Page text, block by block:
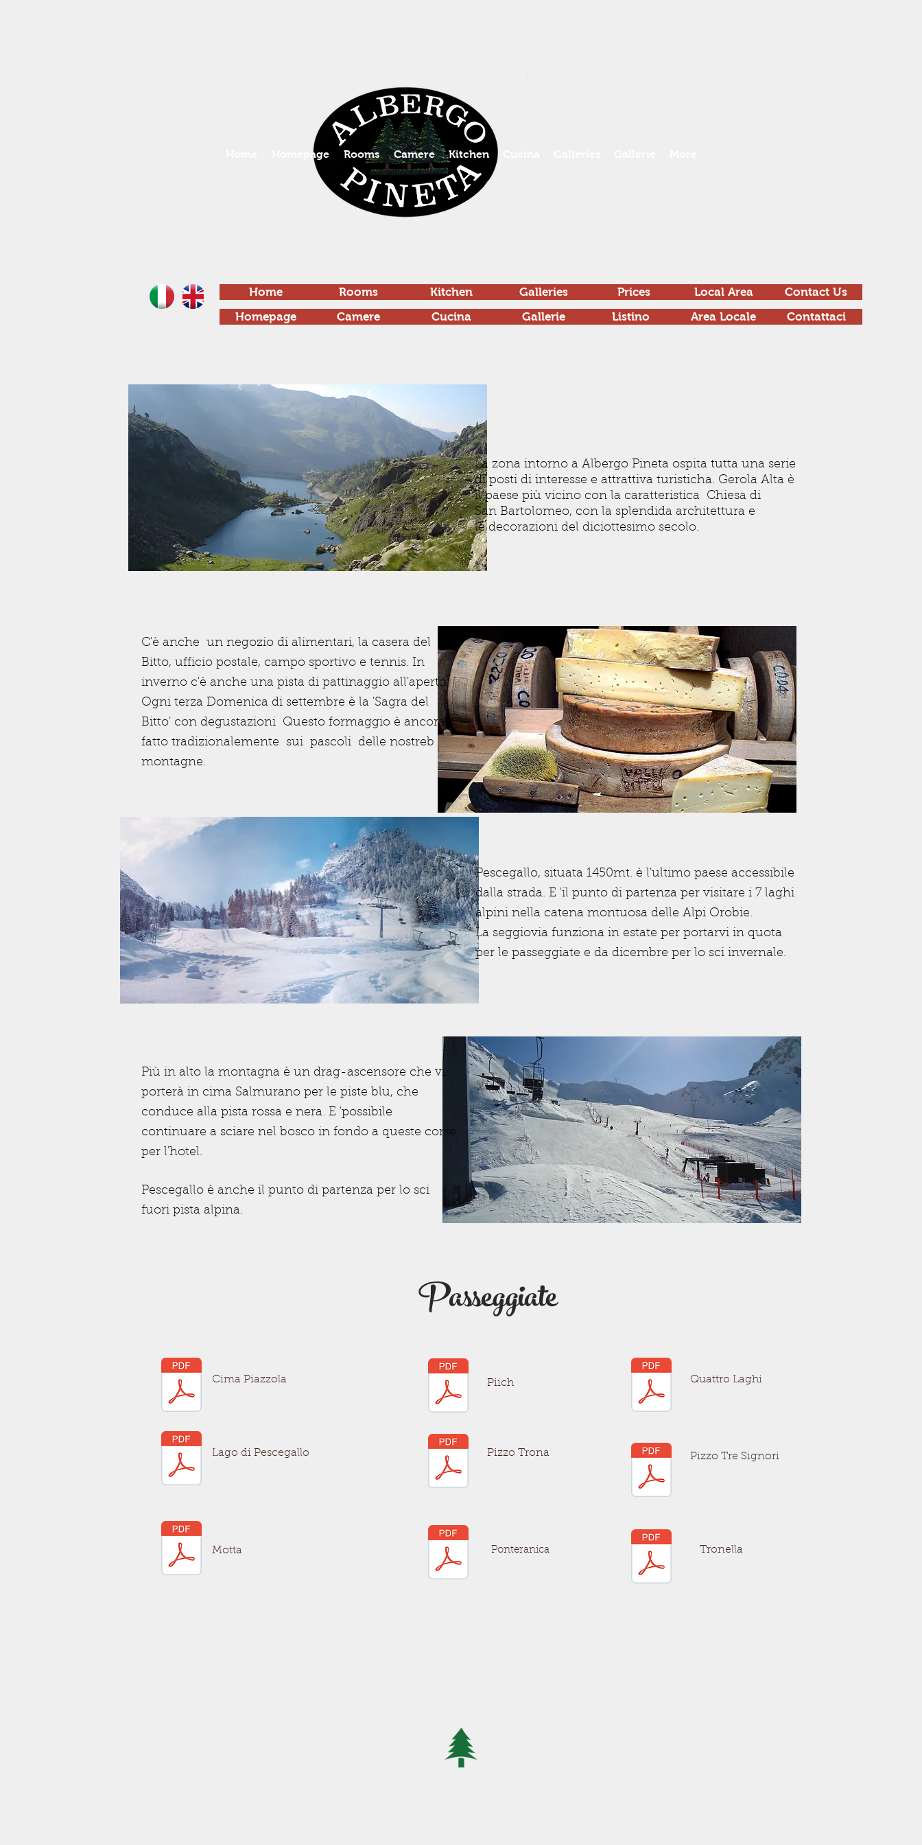
Homepage Rooms Camere Kitchen
Home Rooms Kitchen Galleries Prices Local Area
Contact Us
Homepage
Camere Cucina Gallerie Listino Area Locale Contattaci
La zona intorno a Albergo Pineta ospita tutta una serie
di posti di interesse e attrattiva turisticha. Gerola Alta è
il paese più vicino con la caratteristica Chiesa di
San Bartolomeo, con la splendida architettura e
le decorazioni del diciottesimo secolo.
C'è anche un negozio di alimentari, la casera del
Bitto, ufficio postale, campo sportivo e tennis. In
inverno c'è anche una pista di pattinaggio all'aperto.
Ogni terza Domenica di settembre è la 'Sagra del
Bitto' con degustazioni Questo formaggio è ancora
fatto tradizionalemente sui pascoli delle nostreb
montagne.
Pescegallo, situata 1450mt. è l'ultimo paese accessibile
dalla strada. E 'il punto di partenza per visitare i 7 laghi
alpini nella catena montuosa delle Alpi Orobie.
La seggiovia funziona in estate per portarvi in quota
per le passeggiate e da dicembre per lo sci invernale.
Più in alto la montagna è un drag-ascensore che vi
porterà in cima Salmurano per le piste blu, che
conduce alla pista rossa e nera. E 'possibile
continuare a sciare nel bosco in fondo a queste corse
per l'hotel.
Pescegallo è anche il punto di partenza per lo sci
fuori pista alpina.
Passeggiate
Cima Piazzola
Lago di Pescegallo
Motta
Piich Quattro Laghi
Pizzo Trona
Ponteranica
Pizzo Tre Signori
Tronella